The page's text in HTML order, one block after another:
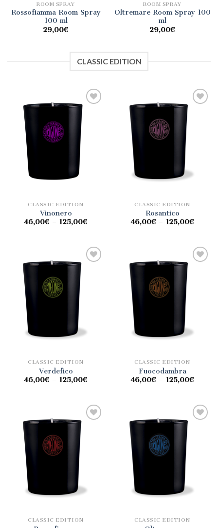
ROOM SPRAY
Rossofiamma Room Spray
100 ml
29,00€
ROOM SPRAY
Oltremare Room Spray 100
ml
29,00€
CLASSIC EDITION
Aggiungi
alla lista
dei
desideri
CLASSIC EDITION
Vinonero
46,00€ – 125,00€
Aggiungi
alla lista
desideri
CLASSIC EDITION
Rosantico
46,00€ – 125,00€
Aggiungi
alla lista
desideri
CLASSIC EDITION
Verdefico
46,00€ – 125,00€
Aggiungi
alla lista
desideri
CLASSIC EDITION
Fuocodambra
46,00€ – 125,00€
Aggiungi
alla lista
desideri
CLASSIC EDITION
Aggiungi
alla lista
desideri
CLASSIC EDITION